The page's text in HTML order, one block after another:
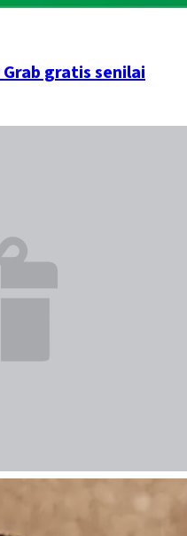
Grab gratis senilai